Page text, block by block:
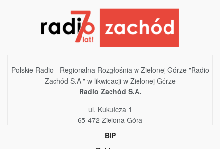
Polskie Radio - Regionalna Rozgłośnia w Zielonej Górze "Radio
Zachód S.A." w likwidacji w Zielonej Górze
Radio Zachód S.A.
ul. Kukułcza 1
65-472 Zielona Góra
BIP